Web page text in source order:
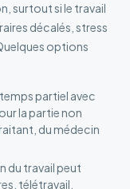
surtout si le travail
décalés, stress
options
partiel avec
la partie non
du médecin
du travail peut
télétravail,